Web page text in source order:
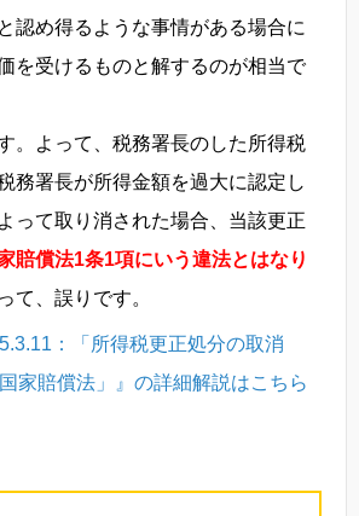
認め得るような事情がある場合に
を受けるものと解するのが相当で
。よって、税務署長のした所得税
務署長が所得金額を過大に認定し
って取り消された場合、当該更正
賠償法1条1項にいう違法とはなり
て、誤りです。
5.3.11：「所得税更正処分の取消
家賠償法」』の詳細解説はこちら